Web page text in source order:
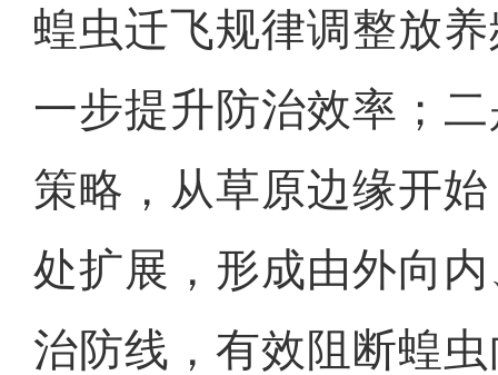
蝗虫迁飞规律调整放
一步提升防治效率；
策略，从草原边缘开
处扩展，形成由外向
治防线，有效阻断蝗